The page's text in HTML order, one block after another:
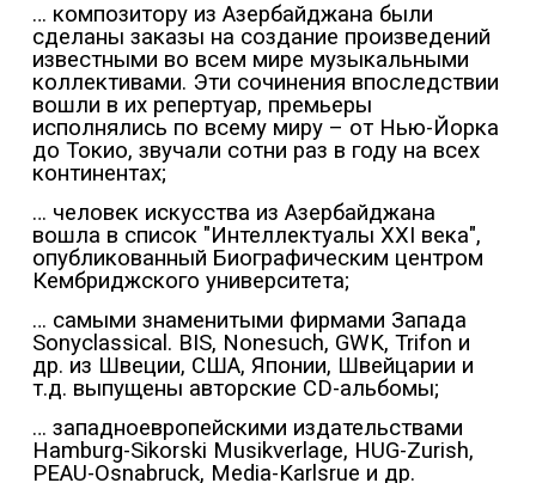
… композитору из Азербайджана были
сделаны заказы на создание произведений
известными во всем мире музыкальными
коллективами. Эти сочинения впоследствии
вошли в их репертуар, премьеры
исполнялись по всему миру – от Нью-Йорка
до Токио, звучали сотни раз в году на всех
континентах;
… человек искусства из Азербайджана
вошла в список "Интеллектуалы XXI века",
опубликованный Биографическим центром
Кембриджского университета;
… самыми знаменитыми фирмами Запада
Sonyclassical. BIS, Nonesuch, GWK, Trifon и
др. из Швеции, США, Японии, Швейцарии и
т.д. выпущены авторские CD-альбомы;
… западноевропейскими издательствами
Hamburg-Sikorski Musikverlage, HUG-Zurish,
PEAU-Osnabruck, Media-Karlsrue и др.